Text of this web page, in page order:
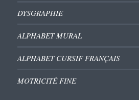
DYSGRAPHIE
ALPHABET MURAL
ALPHABET CURSIF FRANÇAIS
MOTRICITÉ FINE